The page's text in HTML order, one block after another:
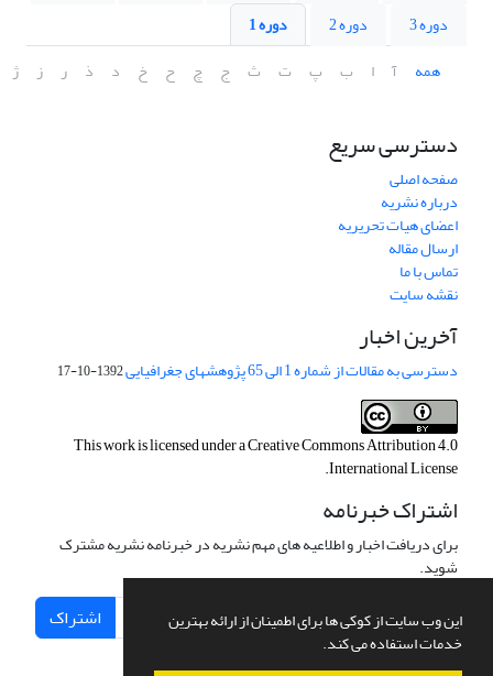
این وب سایت از کوکی ها برای اطمینان از ارائه بهترین
خدمات استفاده می کند.
دوره 3
دوره 2
دوره 1
همه
آ ا ب پ ت ث ج چ ح خ د ذ ر ز ژ
دسترسی سریع
صفحه اصلی
درباره نشریه
اعضای هیات تحریریه
ارسال مقاله
تماس با ما
نقشه سایت
آخرین اخبار
دسترسی به مقالات از شماره 1 الی 65 پژوهشهای جغرافیایی 1392-10-17
This work is licensed under aCreative Commons Attribution 4.0
International License
.
اشتراک خبرنامه
برای دریافت اخبار و اطلاعیه های مهم نشریه در خبرنامه نشریه مشترک
شوید.
اشتراک